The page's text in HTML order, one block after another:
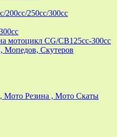
200cc/250cc/300cc
мотоцикл CG/CB125cc-300сс
Мопедов, Скутеров
Резина , Мото Скаты